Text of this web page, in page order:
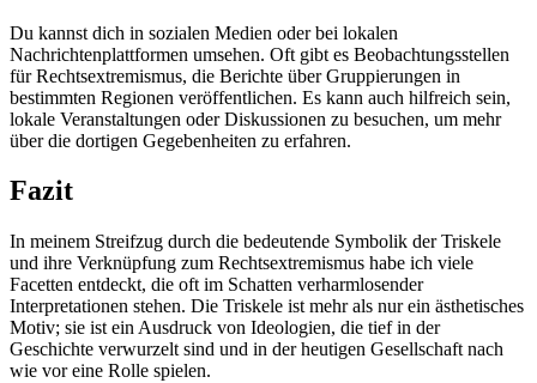
Du kannst dich in sozialen Medien oder bei lokalen
Nachrichtenplattformen umsehen. ​Oft gibt es Beobachtungsstellen
für Rechtsextremismus, die Berichte über Gruppierungen in
bestimmten Regionen ⁤veröffentlichen. Es ⁣kann auch hilfreich sein,
lokale Veranstaltungen oder Diskussionen zu besuchen, um mehr
über die ⁢dortigen Gegebenheiten zu erfahren.
Fazit
In meinem⁤ Streifzug‌ durch die bedeutende Symbolik der Triskele
und ihre⁤ Verknüpfung zum Rechtsextremismus habe ich viele
Facetten entdeckt, die oft im Schatten verharmlosender
Interpretationen stehen. Die Triskele ist mehr ‍als ⁤nur⁢ ein ästhetisches
Motiv; ⁣sie ist⁣ ein Ausdruck von Ideologien, die tief⁣ in ⁢der
Geschichte⁤ verwurzelt sind und in der heutigen Gesellschaft nach
wie vor eine Rolle spielen.